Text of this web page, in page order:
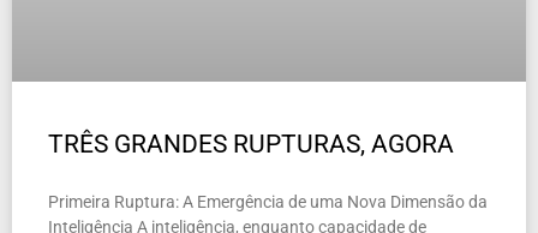
TRÊS GRANDES RUPTURAS, AGORA
Primeira Ruptura: A Emergência de uma Nova Dimensão da
Inteligência A inteligência, enquanto capacidade de